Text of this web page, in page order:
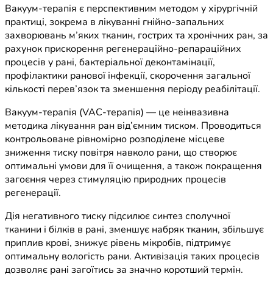
Вакуум-терапія є перспективним методом у хірургічній
практиці, зокрема в лікуванні гнійно-запальних
захворювань м’яких тканин, гострих та хронічних ран, за
рахунок прискорення регенераційно-репараційних
процесів у рані, бактеріальної деконтамінації,
профілактики ранової інфекції, скорочення загальної
кількості перев’язок та зменшення періоду реабілітації.
Вакуум-терапія (VAC-терапія) — це неінвазивна
методика лікування ран від’ємним тиском. Проводиться
контрольоване рівномірно розподілене місцеве
зниження тиску повітря навколо рани, що створює
оптимальні умови для її очищення, а також покращення
загоєння через стимуляцію природних процесів
регенерації.
Дія негативного тиску підсилює синтез сполучної
тканини і білків в рані, зменшує набряк тканин, збільшує
приплив крові, знижує рівень мікробів, підтримує
оптимальну вологість рани. Активізація таких процесів
дозволяє рані загоїтись за значно коротший термін.